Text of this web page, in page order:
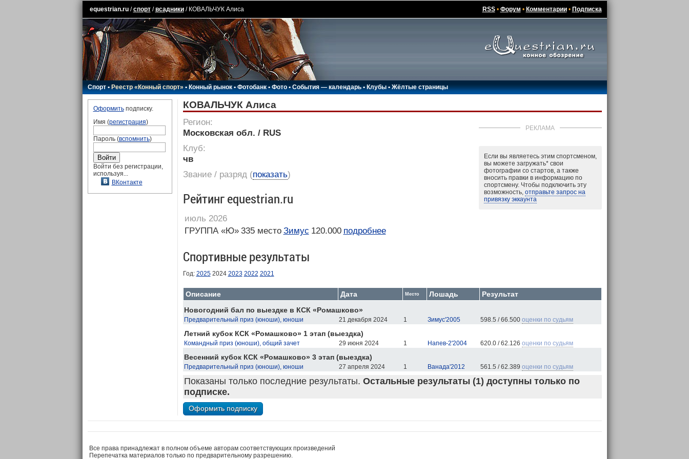
equestrian.ru/спорт/всадники/ КОВАЛЬЧУК Алиса RSS• Форум • Комментарии• Подписка
Спорт•Реестр «Конный спорт»•Конный рынок•Фотобанк •Фото•События — календарь•Клубы •Жёлтые страницы
Оформитьподписку.
Имя (регистрация)
Пароль (вспомнить)
Войти без регистрации,
используя...
ВКонтакте
КОВАЛЬЧУК Алиса
РЕКЛАМА
Если вы являетесь этим спортсменом,
вы можете загружать*свои
фотографии со стартов, а также
вносить правки в информацию по
спортсмену. Чтобы подключить эту
возможность, отправьте запрос на
привязку эккаунта
Регион:
Московская обл. / RUS
Клуб:
чв
Звание / разряд(показать)
Рейтинг equestrian.ru
июль 2026
ГРУППА «Ю» 335 место Зимус 120.000 подробнее
Спортивные результаты
Год: 20252024 2023 2022 2021
Описание Дата Место Лошадь
Результат
Новогодний бал по выездке в КСК «Ромашково»
Предварительный приз (юноши), юноши 21 декабря 2024 1 Зимус'2005 598.5 / 66.500 оценки по судьям
Летний кубок КСК «Ромашково» 1 этап (выездка)
Командный приз (юноши), общий зачет 29 июня 2024 1 Напев-2'2004 620.0 / 62.126 оценки по судьям
Весенний кубок КСК «Ромашково» 3 этап (выездка)
Предварительный приз (юноши), юноши 27 апреля 2024 1 Ванада'2012 561.5 / 62.389 оценки по судьям
Показаны только последние результаты. Остальные результаты (1) доступны только по
подписке.
Все права принадлежат в полном объеме авторам соответствующих произведений
Перепечатка материалов только по предварительному разрешению.